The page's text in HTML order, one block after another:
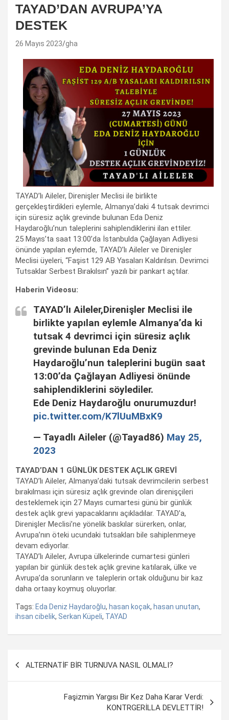
TAYAD’DAN AVRUPA’YA
DESTEK
26 Mayıs 2023 gha
TAYAD’lı Aileler, Direnişler Meclisi ile birlikte
gerçekleştirdikleri eylemle, Almanya’daki 4 tutsak devrimci
için süresiz açlık grevinde bulunan Eda Deniz
Haydaroğlu’nun taleplerini sahiplendiklerini ilan ettiler.
25 Mayıs’ta saat 13:00’da İstanbulda Çağlayan Adliyesi
önünde yapılan eylemde, TAYAD’lı Aileler ve Direnişler
Meclisi üyeleri, “Faşist 129 AB Yasaları Kaldırılsın. Devrimci
Tutsaklar Serbest Bırakılsın” yazılı bir pankart açtılar.
Haberin Videosu:
TAYAD’lı Aileler,Direnişler Meclisi ile
birlikte yapılan eylemle Almanya’da ki
tutsak 4 devrimci için süresiz açlık
grevinde bulunan Eda Deniz
Haydaroğlu’nun taleplerini bugün saat
13:00’da Çağlayan Adliyesi önünde
sahiplendiklerini söylediler.
Ede Deniz Haydaroğlu onurumuzdur!
pic.twitter.com/K7lUuMBxK9
— Tayadlı Aileler (@Tayad86) May 25,
2023
TAYAD’DAN 1 GÜNLÜK DESTEK AÇLIK GREVİ
TAYAD’lı Aileler, Almanya’daki tutsak devrimcilerin serbest
bırakılması için süresiz açlık grevinde olan direnişçileri
desteklemek için 27 Mayıs cumartesi günü bir günlük
destek açlık grevi yapacaklarını açıkladılar. TAYAD’a,
Direnişler Meclisi’ne yönelik baskılar sürerken, onlar,
Avrupa’nın öteki ucundaki tutsakları bile sahiplenmeye
devam ediyorlar.
TAYAD’lı Aileler, Avrupa ülkelerinde cumartesi günleri
yapılan bir günlük destek açlık grevine katılarak, ülke ve
Avrupa’da sorunların ve taleplerin ortak olduğunu bir kaz
daha ortaay koymuş oluyorlar.
Tags: Eda Deniz Haydaroğlu, hasan koçak, hasan unutan,
ihsan cibelik, Serkan Küpeli, TAYAD
ALTERNATİF BİR TURNUVA NASIL OLMALI?
Faşizmin Yargısı Bir Kez Daha Karar Verdi:
KONTRGERİLLA DEVLETTİR!